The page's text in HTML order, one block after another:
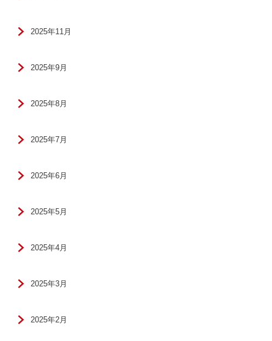
2025年11月
2025年9月
2025年8月
2025年7月
2025年6月
2025年5月
2025年4月
2025年3月
2025年2月